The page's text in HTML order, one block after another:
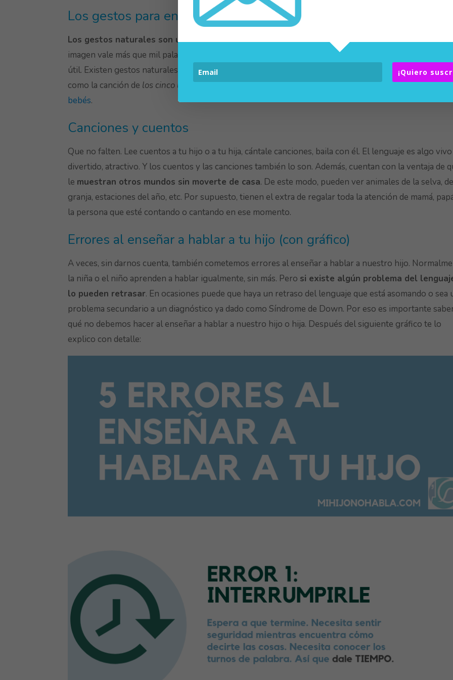
Los gestos para enseñar a hablar
Los gestos naturales son un apoyo visual potente para el lenguaje oral. Ya sabemos que una
imagen vale más que mil palabras. Así que toda información que le entre por la vista a tu hijo va a ser
útil. Existen gestos naturales como el de
También hay gestos asociados a
como la canción de los cinco lobitos. Y en los últimos años se ha extendido el uso de lossignos para
bebés.
Canciones y cuentos
Que no falten. Lee cuentos a tu hijo o a tu hija, cántale canciones, baila con él. El lenguaje es algo
divertido, atractivo. Y los cuentos y las canciones también lo son. Además, cuentan con la ventaja de
le muestran otros mundos sin moverte de casa. De este modo, pueden ver animales de la selva,
granja, estaciones del año, etc. Por supuesto, tienen el extra de regalar toda la atención de mamá,
la persona que esté contando o cantando en ese momento.
Errores al enseñar a hablar a tu hijo (con gráfico)
A veces, sin darnos cuenta, también cometemos errores al enseñar a hablar a nuestro hijo.
la niña o el niño aprenden a hablar igualmente, sin más. Pero si existe algún problema del
lo pueden retrasar. En ocasiones puede que haya un retraso del lenguaje que está asomando o sea
problema secundario a un diagnóstico ya dado como Síndrome de Down. Por eso es importante
qué no debemos hacer al enseñar a hablar a nuestro hijo o hija. Después del siguiente gráfico te lo
explico con detalle:
¡Quiero